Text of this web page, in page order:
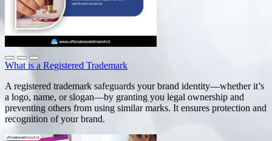
What is a Registered Trademark
A registered trademark safeguards your brand identity—whether it’s
a logo, name, or slogan—by granting you legal ownership and
preventing others from using similar marks. It ensures protection and
recognition of your brand.